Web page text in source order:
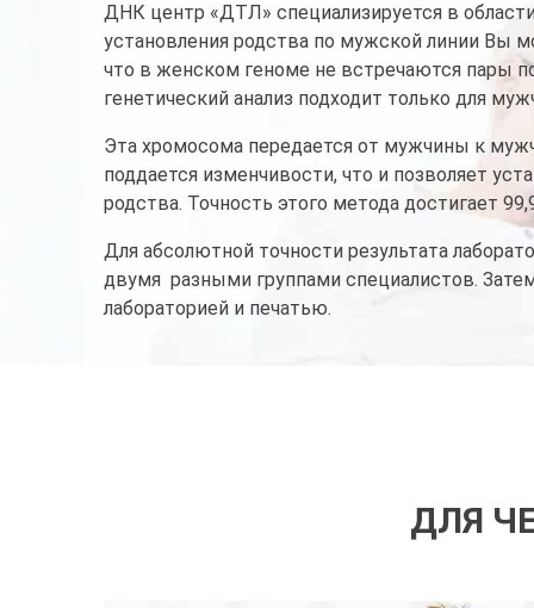
ДНК центр «ДТЛ» специализируется в
установления родства по мужской линии Вы
что в женском геноме не встречаются пары
генетический анализ подходит только для
Эта хромосома передается от мужчины к
поддается изменчивости, что и позволяет
родства. Точность этого метода достигает
Для абсолютной точности результата
двумя разными группами специалистов.
лабораторией и печатью.
ДЛЯ